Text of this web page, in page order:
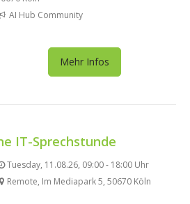
AI Hub Community
Mehr Infos
IT-Sprechstunde
Tuesday, 11.08.26, 09:00 - 18:00 Uhr
Remote, Im Mediapark 5, 50670 Köln